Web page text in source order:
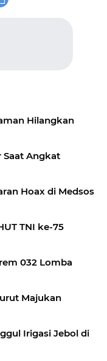
Hilangkan
Saat Angkat
Hoax di Medsos
TNI ke-75
032 Lomba
Majukan
Irigasi Jebol di